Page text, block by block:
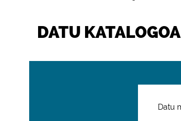
DATU KATALOGOA